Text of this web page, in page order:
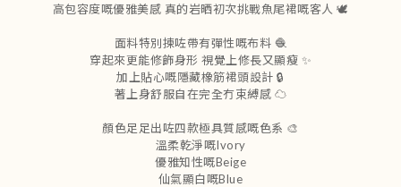
高包容度嘅優雅美感 真的岩晒初次挑戰魚尾裙嘅客人 🕊️
面料特別揀咗帶有彈性嘅布料 🧶
穿起來更能修飾身形 視覺上修長又顯瘦 ✨
加上貼心嘅隱藏橡筋裙頭設計 🔒
著上身舒服自在完全冇束縛感 ☁️
顏色足足出咗四款極具質感嘅色系 🎨
溫柔乾淨嘅Ivory
優雅知性嘅Beige
仙氣顯白嘅Blue